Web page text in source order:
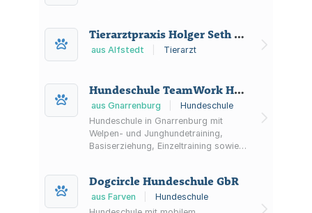
Tierarztpraxis Holger Seth Tierarzt
aus Alfstedt Tierarzt
Hundeschule TeamWork Hund & Mensch
aus Gnarrenburg
Hundeschule
Hundeschule in Gnarrenburg mit
Welpen- und Junghundetraining,
Basiserziehung, Einzeltraining sowie
Teams.
Dogcircle Hundeschule GbR
aus Farven
Hundeschule